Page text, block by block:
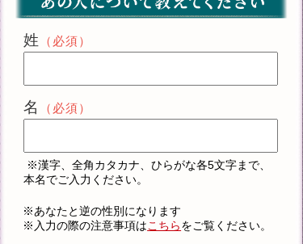
姓 （必須）
名 （必須）
※漢字、全角カタカナ、ひらがな各5文字まで、
本名でご入力ください。
※あなたと逆の性別になります
※入力の際の注意事項はこちらをご覧ください。